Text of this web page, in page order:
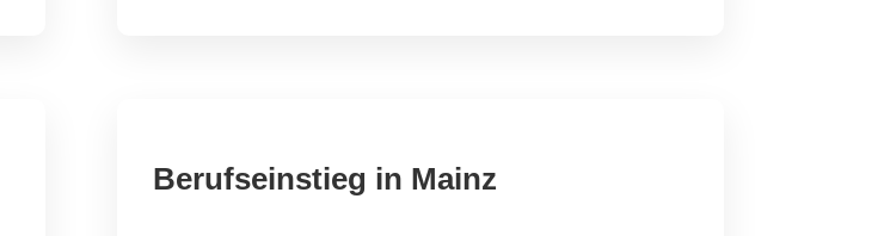
Berufseinstieg in Mainz